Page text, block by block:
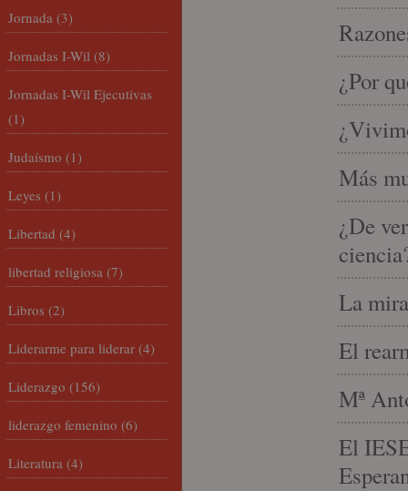
¿Por
Más
¿De
La
El
Mª
El
Jornada (3)
Jornadas I-Wil (8)
Jornadas I-Wil Ejecutivas
(1)
Judaísmo (1)
Leyes (1)
Libertad (4)
libertad religiosa (7)
Libros (2)
Liderarme para liderar (4)
Liderazgo (156)
liderazgo femenino (6)
Literatura (4)